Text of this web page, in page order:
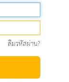
ลืมรหัสผ่าน?